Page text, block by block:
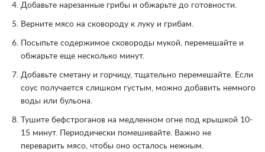
Добавьте нарезанные грибы и обжарьте до готовности.
Верните мясо на сковороду к луку и грибам.
Посыпьте содержимое сковороды мукой, перемешайте и
обжарьте еще несколько минут.
Добавьте сметану и горчицу, тщательно перемешайте. Если
соус получается слишком густым, можно добавить немного
воды или бульона.
Тушите бефстроганов на медленном огне под крышкой 10-
15 минут. Периодически помешивайте. Важно не
переварить мясо, чтобы оно осталось нежным.